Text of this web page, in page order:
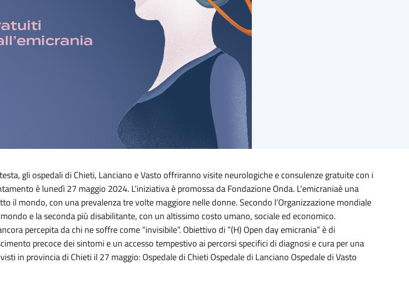
gli ospedali di Chieti, Lanciano e Vasto offriranno visite neurologiche e consulenze gratuite con i
è lunedì 27 maggio 2024. L’iniziativa è promossa da Fondazione Onda. L’emicraniaè una
il mondo, con una prevalenza tre volte maggiore nelle donne. Secondo l’Organizzazione mondiale
e la seconda più disabilitante, con un altissimo costo umano, sociale ed economico.
percepita da chi ne soffre come “invisibile”. Obiettivo di ”(H) Open day emicrania” è di
precoce dei sintomi e un accesso tempestivo ai percorsi specifici di diagnosi e cura per una
in provincia di Chieti il 27 maggio: Ospedale di Chieti Ospedale di Lanciano Ospedale di Vasto